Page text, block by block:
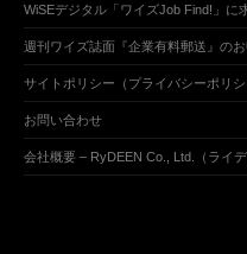
WiSEデジタル「ワイズJob Find!」に
週刊ワイズ誌面『企業有料郵送』の
サイトポリシー（プライバシーポリシ
お問い合わせ
会社概要 – RyDEEN Co., Ltd.（ライデ